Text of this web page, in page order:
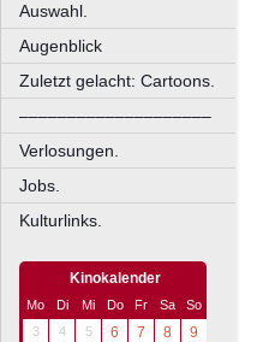
Auswahl.
Augenblick
Zuletzt gelacht: Cartoons.
––––––––––––––––––––
Verlosungen.
Jobs.
Kulturlinks.
Kinokalender
Mo Di Mi Do Fr Sa
So
3
4 5 6 7 8
9